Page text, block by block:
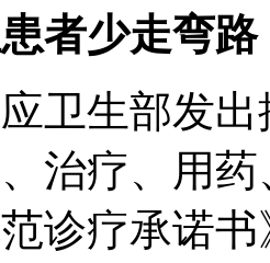
者少走弯路
卫生部发
治疗、用
诊疗承诺